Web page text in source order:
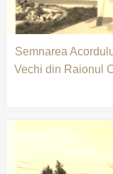
Semnarea
Vechi din Raionul